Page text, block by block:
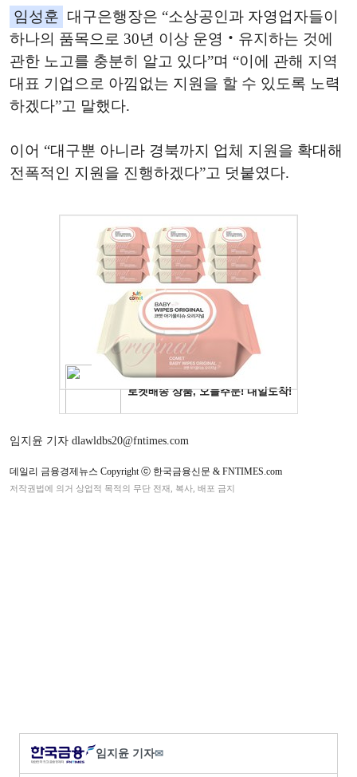
임성훈 대구은행장은 “소상공인과 자영업자들이
하나의 품목으로 30년 이상 운영‧유지하는 것에
관한 노고를 충분히 알고 있다”며 “이에 관해 지역
대표 기업으로 아낌없는 지원을 할 수 있도록 노력
하겠다”고 말했다.
이어 “대구뿐 아니라 경북까지 업체 지원을 확대해
전폭적인 지원을 진행하겠다”고 덧붙였다.
임지윤 기자 dlawldbs20@fntimes.com
데일리 금융경제뉴스 Copyright ⓒ 한국금융신문 & FNTIMES.com
저작권법에 의거 상업적 목적의 무단 전재, 복사, 배포 금지
임지윤 기자✉